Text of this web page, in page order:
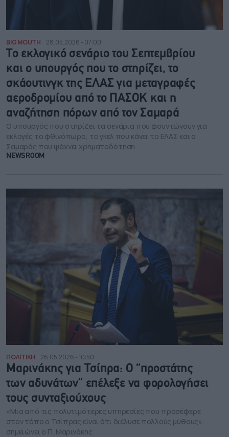
BIG MOUTH 28.05.2026 - 07:00
Το εκλογικό σενάριο του Σεπτεμβρίου
και ο υπουργός που το στηρίζει, το
σκάουτινγκ της ΕΛΑΣ για μεταγραφές
αεροδρομίου από το ΠΑΣΟΚ και η
αναζήτηση πόρων από τον Σαμαρά
Ο υπουργός που στηρίζει τα σενάρια που φουντώνουν για
εκλογές το φθινόπωρο, το γκελ που κάνει το ΕΛΑΣ και ο
Σαμαράς που ψάχνει χρηματοδότηση
NEWSROOM
ΠΟΛΙΤΙΚΗ 26.05.2026 - 10:50
Μαρινάκης για Τσίπρα: Ο “προστάτης
των αδυνάτων” επέλεξε να φορολογήσει
τους συνταξιούχους
«Μια από τις πολυτιμότερες υπηρεσίες που προσέφερε
στον τόπο ο Τσίπρας είναι ότι διέλυσε πολλούς μύθους»,
σημειώνει ο Π. Μαρινάκης